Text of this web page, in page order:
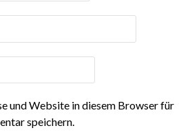
und Website in diesem Browser für
speichern.